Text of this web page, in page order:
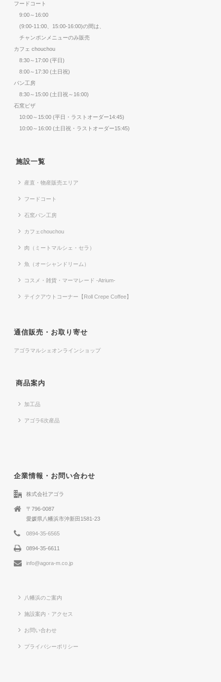
フードコート
9:00～16:00
(9:00-11:00、15:00-16:00)の間は、
チャンポンメニューのみ販売
カフェ chouchou
8:30～17:00 (平日)
8:00～17:30 (土日祝)
パン工房
8:30～15:00 (土日祝～16:00)
石窯ピザ
10:00～15:00 (平日・ラストオーダー14:45)
10:00～16:00 (土日祝・ラストオーダー15:45)
施設一覧
産直・物産販売エリア
フードコート
石窯パン工房
カフェchouchou
肉（ミートマルシェ・セラ）
魚（オーシャンドリーム）
コスメ・雑貨・マーマレード -Atrium-
テイクアウトコーナー【Roll Crepe Coffee】
通信販売・お取り寄せ
アゴラマルシェオンラインショップ
商品案内
加工品
アゴラ6次産品
企業情報・お問い合わせ
株式会社アゴラ
〒796-0087
愛媛県八幡浜市沖新田1581-23
0894-35-6565
0894-35-6611
info@agora-m.co.jp
八幡浜のご案内
施設案内・アクセス
お問い合わせ
プライバシーポリシー